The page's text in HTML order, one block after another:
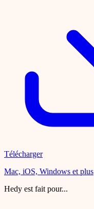
Télécharger
Mac, iOS, Windows et plus
Hedy est fait pour...